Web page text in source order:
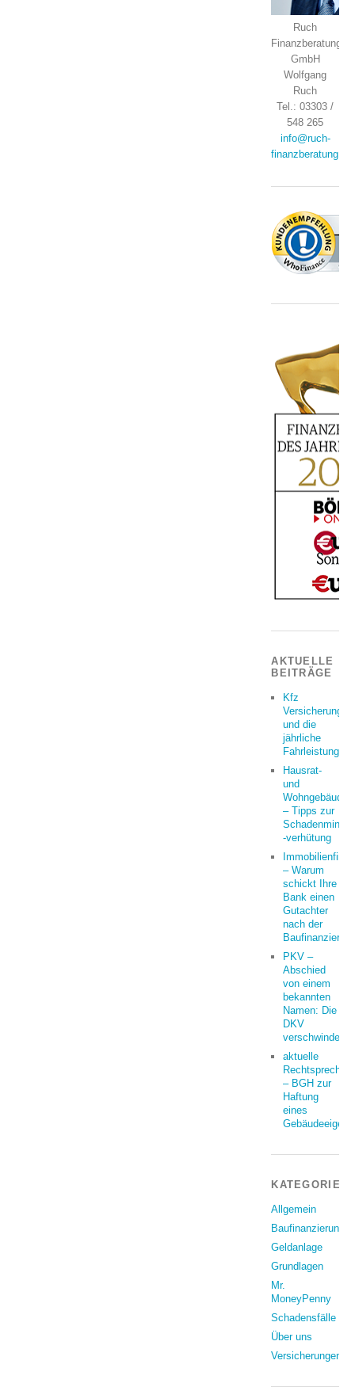
Ruch
Finanzberatung
GmbH
Wolfgang
Ruch
Tel.: 03303 /
548 265
info@ruch-
finanzberatung.de
AKTUELLE
BEITRÄGE
Kfz
Versicherung
und die
jährliche
Fahrleistung
Hausrat-
und
– Tipps zur
-verhütung
– Warum
schickt Ihre
Bank einen
Gutachter
nach der
PKV –
Abschied
von einem
bekannten
Namen: Die
DKV
verschwindet
aktuelle
– BGH zur
Haftung
eines
KATEGORIEN
Allgemein
Baufinanzierung
Geldanlage
Grundlagen
Mr.
MoneyPenny
Schadensfälle
Über uns
Versicherungen